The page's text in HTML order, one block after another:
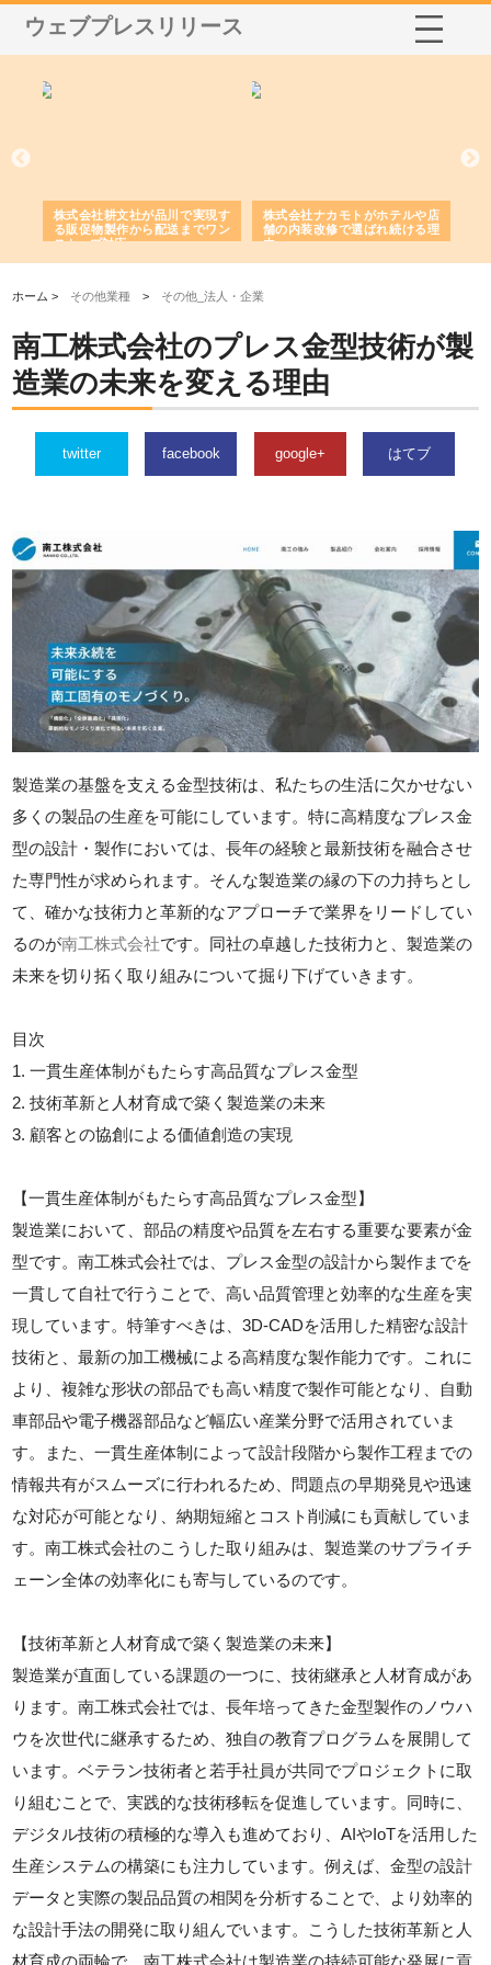
ウェブプレスリリース
株式会社耕文社が品川で実現す
る販促物製作から配送までワン
ストップ対応
株式会社ナカモトがホテルや店
舗の内装改修で選ばれ続ける理
由
ホーム > その他業種 > その他_法人・企業
南工株式会社のプレス金型技術が製
造業の未来を変える理由
twitter facebook google+ はてブ
製造業の基盤を支える金型技術は、私たちの生活に欠かせない
多くの製品の生産を可能にしています。特に高精度なプレス金
型の設計・製作においては、長年の経験と最新技術を融合させ
た専門性が求められます。そんな製造業の縁の下の力持ちとし
て、確かな技術力と革新的なアプローチで業界をリードしてい
るのが南工株式会社です。同社の卓越した技術力と、製造業の
未来を切り拓く取り組みについて掘り下げていきます。
目次
1. 一貫生産体制がもたらす高品質なプレス金型
2. 技術革新と人材育成で築く製造業の未来
3. 顧客との協創による価値創造の実現
【一貫生産体制がもたらす高品質なプレス金型】
製造業において、部品の精度や品質を左右する重要な要素が金
型です。南工株式会社では、プレス金型の設計から製作までを
一貫して自社で行うことで、高い品質管理と効率的な生産を実
現しています。特筆すべきは、3D-CADを活用した精密な設計
技術と、最新の加工機械による高精度な製作能力です。これに
より、複雑な形状の部品でも高い精度で製作可能となり、自動
車部品や電子機器部品など幅広い産業分野で活用されていま
す。また、一貫生産体制によって設計段階から製作工程までの
情報共有がスムーズに行われるため、問題点の早期発見や迅速
な対応が可能となり、納期短縮とコスト削減にも貢献していま
す。南工株式会社のこうした取り組みは、製造業のサプライチ
ェーン全体の効率化にも寄与しているのです。
【技術革新と人材育成で築く製造業の未来】
製造業が直面している課題の一つに、技術継承と人材育成があ
ります。南工株式会社では、長年培ってきた金型製作のノウハ
ウを次世代に継承するため、独自の教育プログラムを展開して
います。ベテラン技術者と若手社員が共同でプロジェクトに取
り組むことで、実践的な技術移転を促進しています。同時に、
デジタル技術の積極的な導入も進めており、AIやIoTを活用した
生産システムの構築にも注力しています。例えば、金型の設計
データと実際の製品品質の相関を分析することで、より効率的
な設計手法の開発に取り組んでいます。こうした技術革新と人
材育成の両輪で、南工株式会社は製造業の持続可能な発展に貢